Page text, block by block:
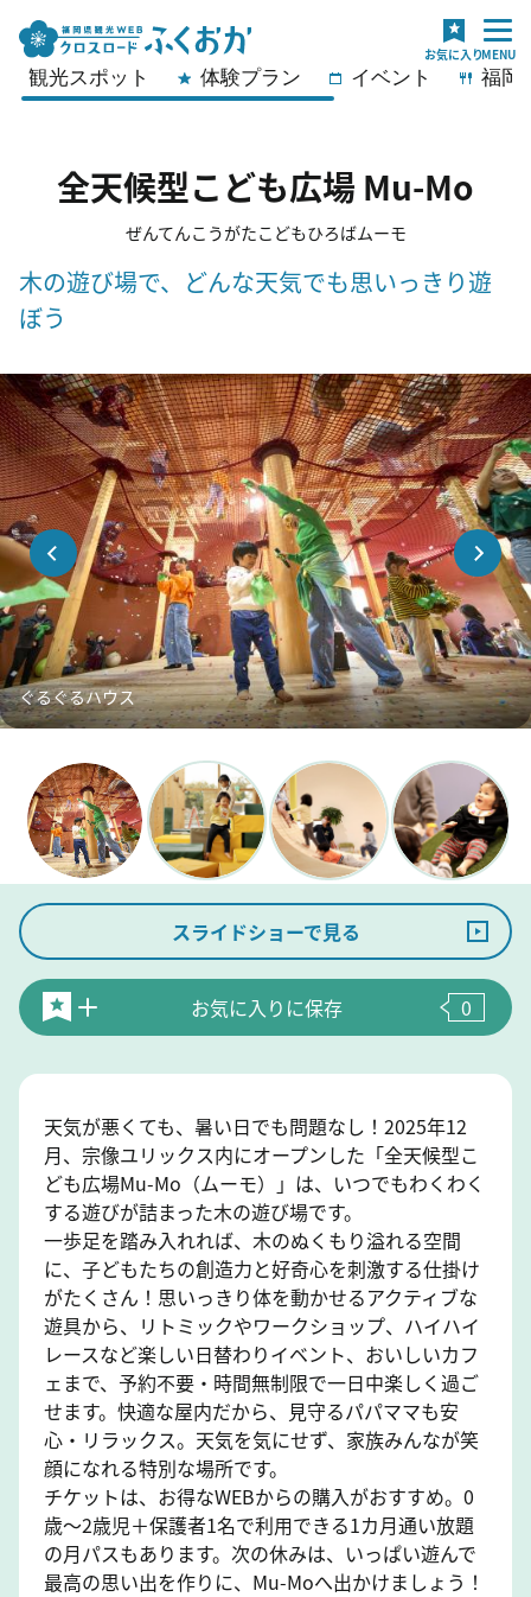
観光スポット 体験プラン イベント 福岡
全天候型こども広場 Mu-Mo
ぜんてんこうがたこどもひろばムーモ
木の遊び場で、どんな天気でも思いっきり遊
ぼう
ぐるぐるハウス
スライドショーで見る
お気に入りに保存 0
天気が悪くても、暑い日でも問題なし！2025年12
月、宗像ユリックス内にオープンした「全天候型こ
ども広場Mu-Mo（ムーモ）」は、いつでもわくわく
する遊びが詰まった木の遊び場です。
一歩足を踏み入れれば、木のぬくもり溢れる空間
に、子どもたちの創造力と好奇心を刺激する仕掛け
がたくさん！思いっきり体を動かせるアクティブな
遊具から、リトミックやワークショップ、ハイハイ
レースなど楽しい日替わりイベント、おいしいカフ
ェまで、予約不要・時間無制限で一日中楽しく過ご
せます。快適な屋内だから、見守るパパママも安
心・リラックス。天気を気にせず、家族みんなが笑
顔になれる特別な場所です。
チケットは、お得なWEBからの購入がおすすめ。0
歳～2歳児＋保護者1名で利用できる1カ月通い放題
の月パスもあります。次の休みは、いっぱい遊んで
最高の思い出を作りに、Mu-Moへ出かけましょう！